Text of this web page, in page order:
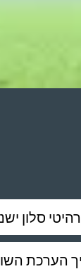
סלון
הערכת